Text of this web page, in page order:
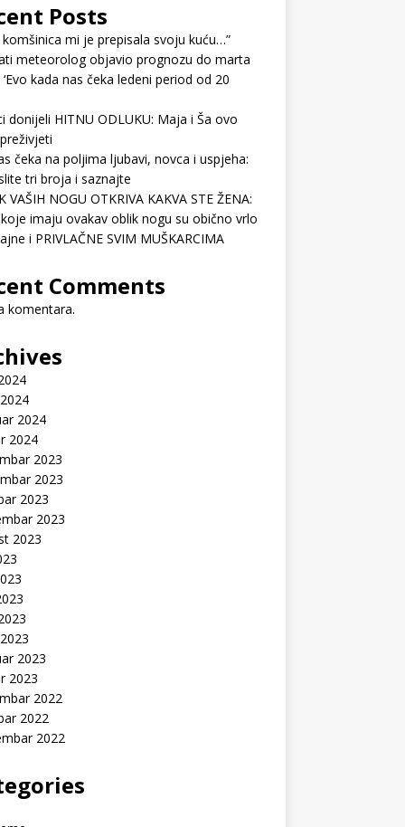
Posts
komšinica mi je prepisala svoju kuću…”
meteorolog objavio prognozu do marta
‘Evo kada nas čeka ledeni period od 20
donijeli HITNU ODLUKU: Maja i Ša ovo
čeka na poljima ljubavi, novca i uspjeha:
tri broja i saznajte
VAŠIH NOGU OTKRIVA KAKVA STE ŽENA:
imaju ovakav oblik nogu su obično vrlo
i PRIVLAČNE SVIM MUŠKARCIMA
Comments
komentara.
2024
2024
2023
2023
2023
2023
2023
2023
2023
2022
2022
2022